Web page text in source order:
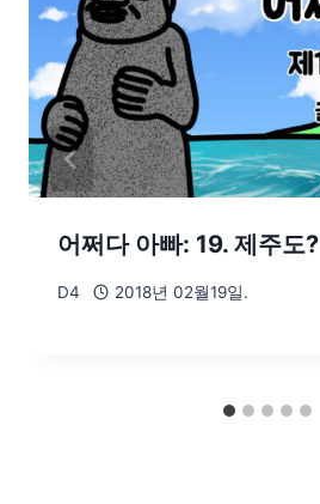
어쩌다 아빠: 19. 제주도?
D4 2018년 02월19일.